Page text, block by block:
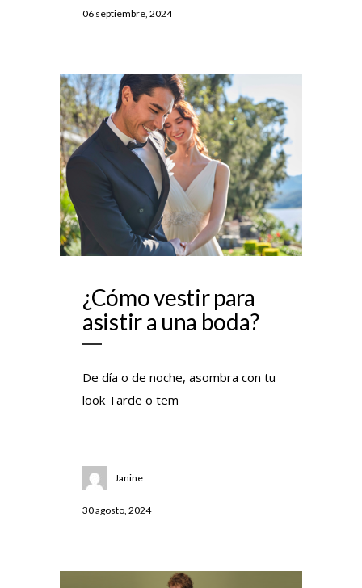
06 septiembre, 2024
¿Cómo vestir para
asistir a una boda?
De día o de noche, asombra con tu
look Tarde o tem
Janine
30 agosto, 2024